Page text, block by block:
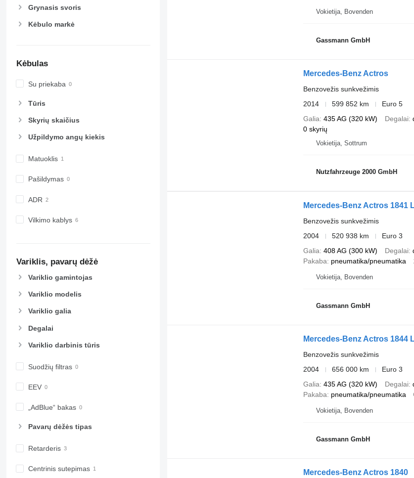
Grynasis svoris
Kėbulo markė
Kėbulas
Su priekaba
Tūris
Skyrių skaičius
Užpildymo angų kiekis
Matuoklis
Pašildymas
ADR
Vilkimo kablys
Variklis, pavarų dėžė
Variklio gamintojas
Variklio modelis
Variklio galia
Degalai
Variklio darbinis tūris
Suodžių filtras
EEV
„AdBlue“ bakas
Pavarų dėžės tipas
Retarderis
Centrinis sutepimas
Vokietija, Bovenden
Gassmann GmbH
Mercedes-Benz Actros
Benzovežis sunkvežimis
2014
599 852 km
Euro 5
Galia 435 AG (320 kW) Degalai
0 skyrių
Vokietija, Sottrum
Nutzfahrzeuge 2000 GmbH
Mercedes-Benz Actros 1841
Benzovežis sunkvežimis
2004
520 938 km
Euro 3
Galia 408 AG (300 kW) Degalai
Pakaba
pneumatika/pneumatika
Vokietija, Bovenden
Gassmann GmbH
Mercedes-Benz Actros 1844
Benzovežis sunkvežimis
2004
656 000 km
Euro 3
Galia 435 AG (320 kW) Degalai
Pakaba
pneumatika/pneumatika
Vokietija, Bovenden
Gassmann GmbH
Mercedes-Benz Actros 1840